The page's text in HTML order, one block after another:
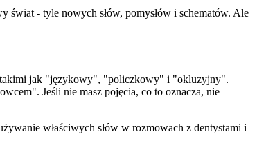
świat - tyle nowych słów, pomysłów i schematów. Ale
takimi jak "językowy", "policzkowy" i "okluzyjny".
Jeśli nie masz pojęcia, co to oznacza, nie
właściwych słów w rozmowach z dentystami i